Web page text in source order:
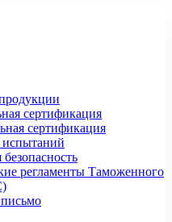
сертификация
сертификация
регламенты Таможенного